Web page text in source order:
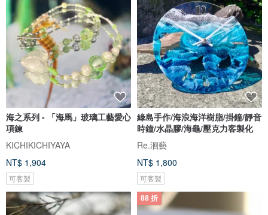
海之系列 - 「海馬」玻璃工藝愛心
項鍊
KICHIKICHIYAYA
NT$ 1,904
可客製
綠島手作/海浪海洋樹脂/掛鐘/靜音
時鐘/水晶膠/海龜/壓克力客製化
Re.洄藝
NT$ 1,800
可客製
88 折